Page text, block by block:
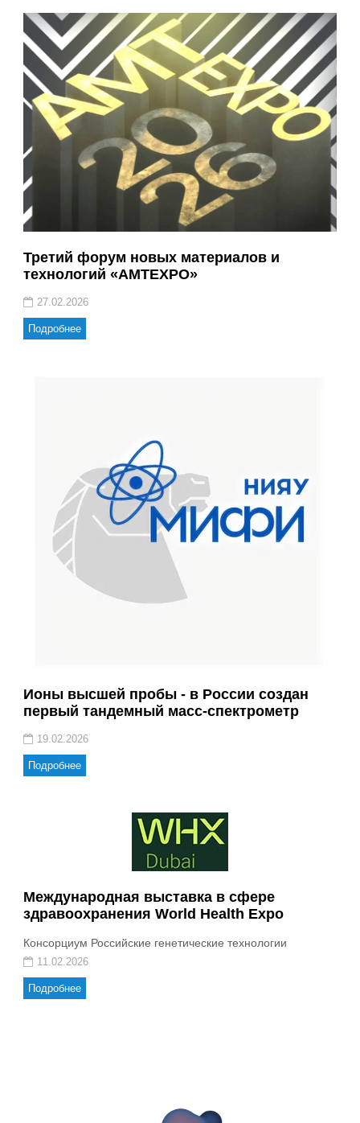
Третий форум новых материалов и
технологий «AMTEXPO»
27.02.2026
Подробнее
Ионы высшей пробы - в России создан
первый тандемный масс-спектрометр
19.02.2026
Подробнее
Международная выставка в сфере
здравоохранения World Health Expo
Консорциум Российские генетические технологии
11.02.2026
Подробнее